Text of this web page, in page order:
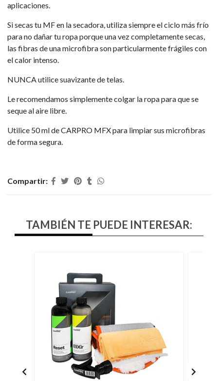
aplicaciones.
Si secas tu MF en la secadora, utiliza siempre el ciclo más frío
para no dañar tu ropa porque una vez completamente secas,
las fibras de una microfibra son particularmente frágiles con
el calor intenso.
NUNCA utilice suavizante de telas.
Le recomendamos simplemente colgar la ropa para que se
seque al aire libre.
Utilice 50 ml de CARPRO MFX para limpiar sus microfibras
de forma segura.
Compartir:
TAMBIÉN TE PUEDE INTERESAR: